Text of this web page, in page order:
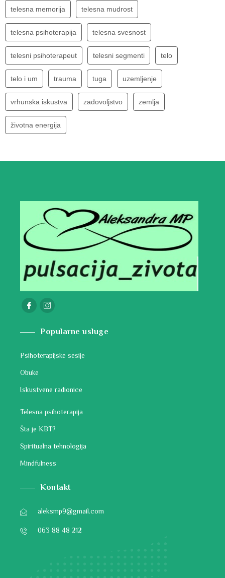
telesna memorija telesna mudrost
telesna psihoterapija telesna svesnost
telesni psihoterapeut telesni segmenti telo
telo i um trauma tuga uzemljenje
vrhunska iskustva zadovoljstvo zemlja
životna energija
Popularne usluge
Psihoterapijske sesije
Obuke
Iskustvene radionice
Telesna psihoterapija
Šta je KBT?
Spiritualna tehnologija
Mindfulness
Kontakt
aleksmp9@gmail.com
063 88 48 212